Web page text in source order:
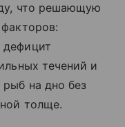
что решающую
течений и
на дно без
толще.